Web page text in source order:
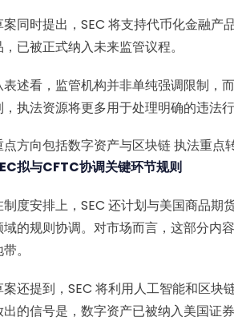
案同时提出，SEC 将支持代币化金融产
，已被正式纳入未来监管议程。
表述看，监管机构并非单纯强调限制，
，执法资源将更多用于处理明确的违法
点方向包括数字资产与区块链执法重点
拟与CFTC协调关键环节规则
制度安排上，SEC 还计划与美国商品期
域的规则协调。对市场而言，这部分内
。
案还提到，SEC 将利用人工智能和区块
出的信号是，数字资产已被纳入美国证